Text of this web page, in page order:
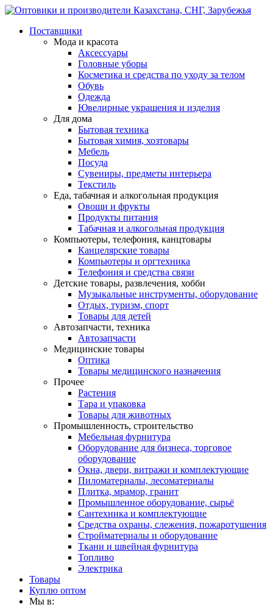
Поставщики
Мода и красота
Аксессуары
Головные уборы
Косметика и средства по уходу за телом
Обувь
Одежда
Ювелирные украшения и изделия
Для дома
Бытовая техника
Бытовая химия, хозтовары
Мебель
Посуда
Сувениры, предметы интерьера
Текстиль
Еда, табачная и алкогольная продукция
Овощи и фрукты
Продукты питания
Табачная и алкогольная продукция
Компьютеры, телефония, канцтовары
Канцелярские товары
Компьютеры и оргтехника
Телефония и средства связи
Детские товары, развлечения, хобби
Музыкальные инструменты, оборудование
Отдых, туризм, спорт
Товары для детей
Автозапчасти, техника
Автозапчасти
Медицинские товары
Оптика
Товары медицинского назначения
Прочее
Растения
Тара и упаковка
Товары для животных
Промышленность, строительство
Мебельная фурнитура
Оборудование для бизнеса, торговое
оборудование
Окна, двери, витражи и комплектующие
Пиломатериалы, лесоматериалы
Плитка, мрамор, гранит
Промышленное оборудование, сырьё
Сантехника и комплектующие
Средства охраны, слежения, пожаротушения
Стройматериалы и оборудование
Ткани и швейная фурнитура
Топливо
Электрика
Товары
Куплю оптом
Мы в: